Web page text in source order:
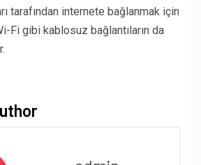
tarafından internete bağlanmak için
Fi gibi kablosuz bağlantıların da